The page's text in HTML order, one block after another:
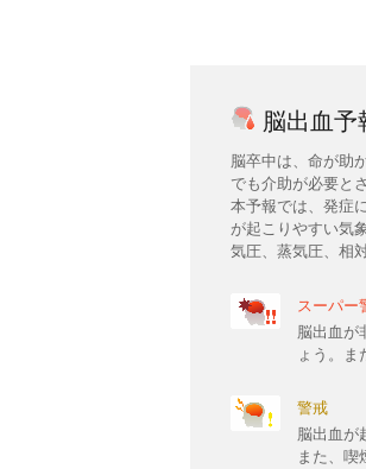
脳出血予
脳卒中は、命が助
でも介助が必要と
本予報では、発症
が起こりやすい気
気圧、蒸気圧、相
スーパー
脳出血が
ょう。ま
警戒
脳出血が
また、喫